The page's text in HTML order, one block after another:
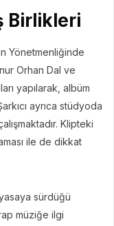
Birlikleri
Yönetmenliğinde
Orhan Dal ve
yapılarak, albüm
ayrıca stüdyoda
Klipteki
ile de dikkat
sürdüğü
müziğe ilgi